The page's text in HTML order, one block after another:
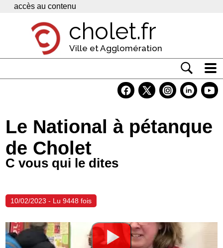
Panneau de gestion des cookies
accès au contenu
cholet.fr
Ville et Agglomération
Economie
Services
Contacts
Le National à pétanque
de Cholet
C vous qui le dites
10/02/2023 - Lu 9448 fois